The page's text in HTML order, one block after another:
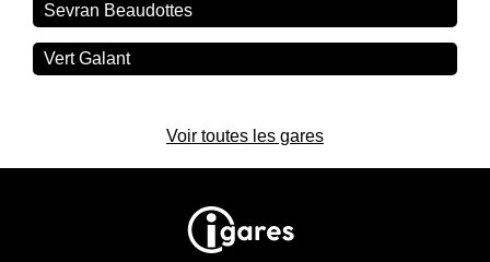
Sevran Beaudottes
Vert Galant
Voir toutes les gares